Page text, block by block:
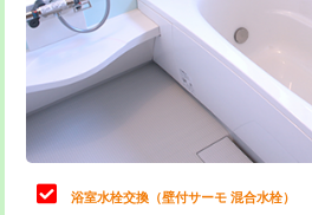
桝清掃
止水・漏水調査・防水処理・清掃・修
理・調整・分解・加工など（軽作業）
止水・漏水調査・防水処理・清掃・修
理・調整・分解・加工など（中作業）
浴室水栓交換（壁付サーモ 混合水栓）